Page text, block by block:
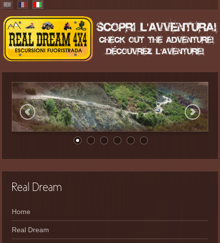
Real Dream
Home
Real Dream